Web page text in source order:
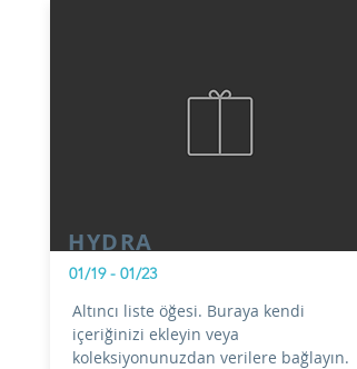
HYDRA
01/19 - 01/23
Altıncı liste öğesi. Buraya kendi
içeriğinizi ekleyin veya
koleksiyonunuzdan verilere bağlayın.